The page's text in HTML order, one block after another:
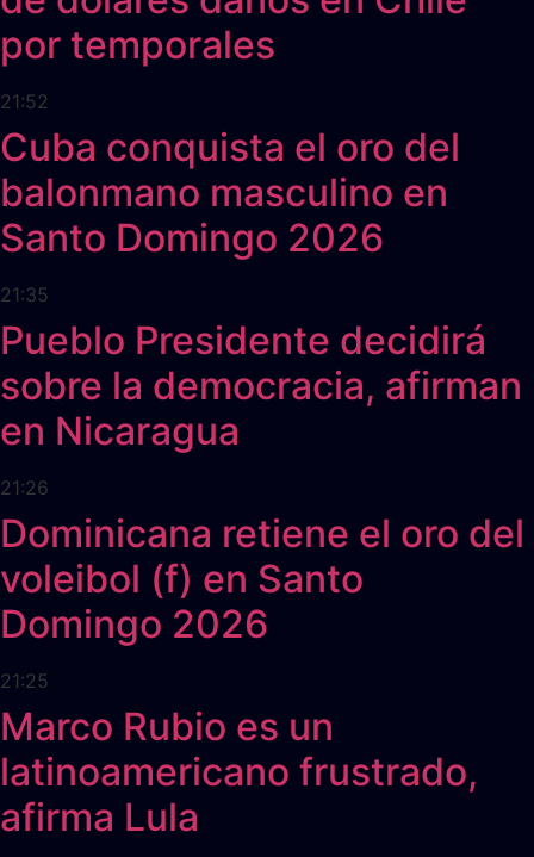
por temporales
21:52
Cuba conquista el oro del
balonmano masculino en
Santo Domingo 2026
21:35
Pueblo Presidente decidirá
sobre la democracia, afirman
en Nicaragua
21:26
Dominicana retiene el oro del
voleibol (f) en Santo
Domingo 2026
21:25
Marco Rubio es un
latinoamericano frustrado,
afirma Lula